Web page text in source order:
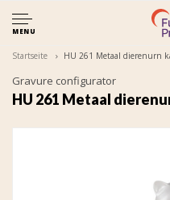
MENU
Startseite HU 261 Metaal dierenurn
Gravure configurator
HU 261 Metaal